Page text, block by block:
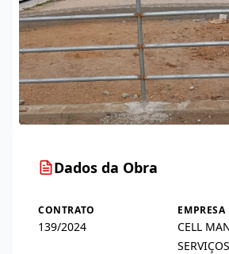
Dados da Obra
CONTRATO
139/2024
CELL